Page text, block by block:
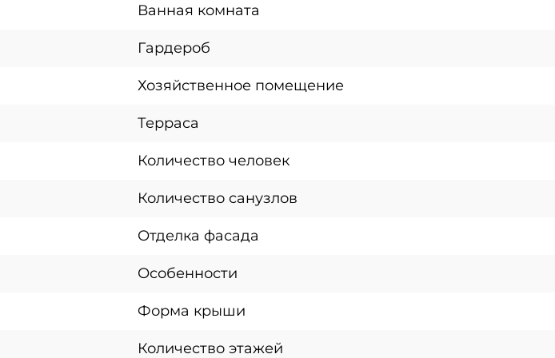
Ванная комната
Гардероб
Хозяйственное помещение
Терраса
Количество человек
Количество санузлов
Отделка фасада
Особенности
Форма крыши
Количество этажей